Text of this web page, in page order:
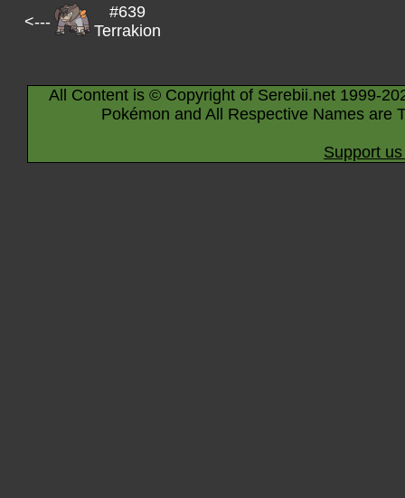
<---
#639
Terrakion
All Content is © Copyright of Serebii.net 1999-
Pokémon and All Respective Names are
Support